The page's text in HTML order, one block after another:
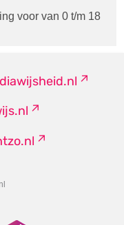
voor van 0 t/m 18